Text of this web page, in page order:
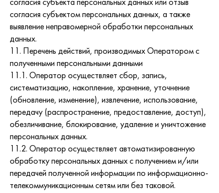
согласия субъекта персональных данных или отзыв
согласия субъектом персональных данных, а также
выявление неправомерной обработки персональных
данных.
11. Перечень действий, производимых Оператором с
полученными персональными данными
11.1. Оператор осуществляет сбор, запись,
систематизацию, накопление, хранение, уточнение
(обновление, изменение), извлечение, использование,
передачу (распространение, предоставление, доступ),
обезличивание, блокирование, удаление и уничтожение
персональных данных.
11.2. Оператор осуществляет автоматизированную
обработку персональных данных с получением и/или
передачей полученной информации по информационно-
телекоммуникационным сетям или без таковой.